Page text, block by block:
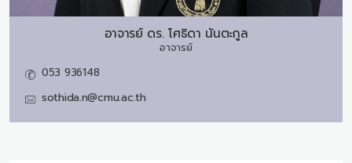
อาจารย์ ดร. โศธิดา นันตะกูล
อาจารย์
053 936148
sothida.n@cmu.ac.th